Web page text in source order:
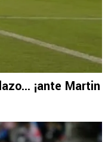
¡ante Martin